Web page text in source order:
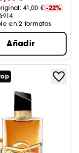
41,00 € -22%
914
en 2 formatos
Añadir